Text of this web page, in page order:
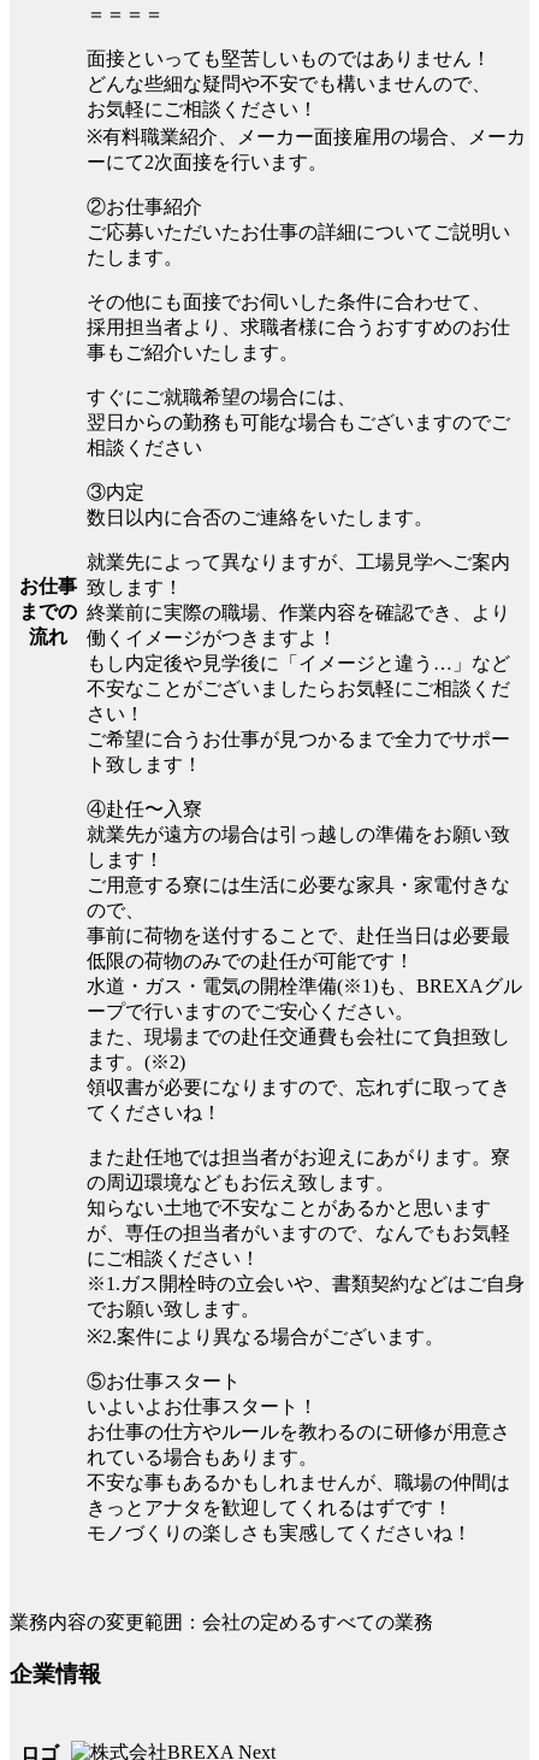
お仕事
までの
流れ
＝＝＝＝
面接といっても堅苦しいものではありません！
どんな些細な疑問や不安でも構いませんので、
お気軽にご相談ください！
※有料職業紹介、メーカー面接雇用の場合、メーカ
ーにて2次面接を行います。
②お仕事紹介
ご応募いただいたお仕事の詳細についてご説明い
たします。
その他にも面接でお伺いした条件に合わせて、
採用担当者より、求職者様に合うおすすめのお仕
事もご紹介いたします。
すぐにご就職希望の場合には、
翌日からの勤務も可能な場合もございますのでご
相談ください
③内定
数日以内に合否のご連絡をいたします。
就業先によって異なりますが、工場見学へご案内
致します！
終業前に実際の職場、作業内容を確認でき、より
働くイメージがつきますよ！
もし内定後や見学後に「イメージと違う…」など
不安なことがございましたらお気軽にご相談くだ
さい！
ご希望に合うお仕事が見つかるまで全力でサポー
ト致します！
④赴任〜入寮
就業先が遠方の場合は引っ越しの準備をお願い致
します！
ご用意する寮には生活に必要な家具・家電付きな
ので、
事前に荷物を送付することで、赴任当日は必要最
低限の荷物のみでの赴任が可能です！
水道・ガス・電気の開栓準備(※1)も、BREXAグル
ープで行いますのでご安心ください。
また、現場までの赴任交通費も会社にて負担致し
ます。(※2)
領収書が必要になりますので、忘れずに取ってき
てくださいね！
また赴任地では担当者がお迎えにあがります。寮
の周辺環境などもお伝え致します。
知らない土地で不安なことがあるかと思います
が、専任の担当者がいますので、なんでもお気軽
にご相談ください！
※1.ガス開栓時の立会いや、書類契約などはご自身
でお願い致します。
※2.案件により異なる場合がございます。
⑤お仕事スタート
いよいよお仕事スタート！
お仕事の仕方やルールを教わるのに研修が用意さ
れている場合もあります。
不安な事もあるかもしれませんが、職場の仲間は
きっとアナタを歓迎してくれるはずです！
モノづくりの楽しさも実感してくださいね！
業務内容の変更範囲：会社の定めるすべての業務
企業情報
ロゴ